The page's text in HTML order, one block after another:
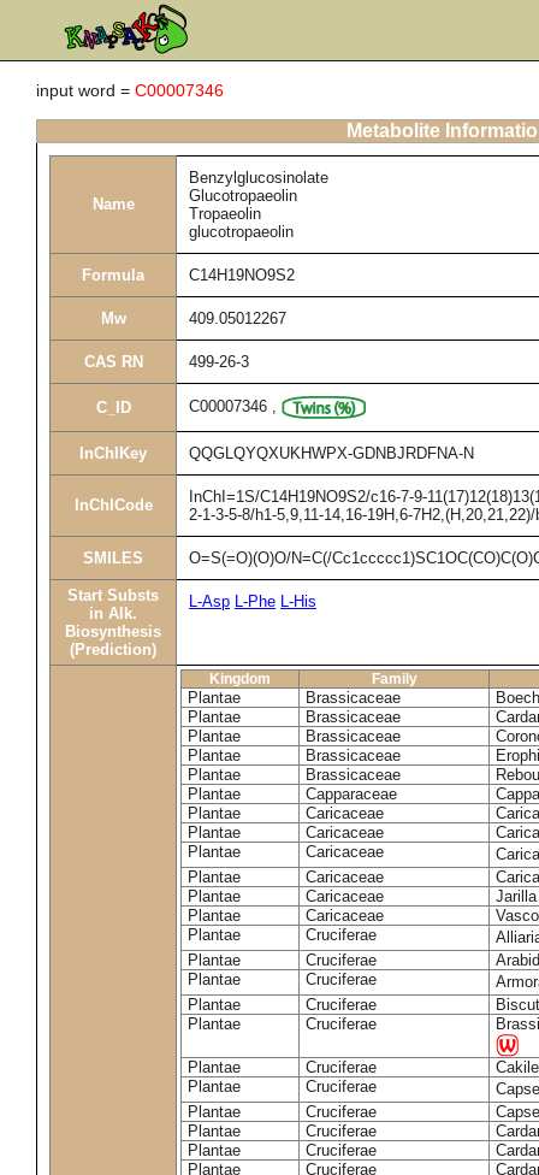
input word = C00007346
Metabolite
Name
Benzylglucosinolate
Glucotropaeolin
Tropaeolin
glucotropaeolin
Formula C14H19NO9S2
Mw 409.05012267
CAS RN 499-26-3
C_ID C00007346 ,
InChIKey QQGLQYQXUKHWPX-GDNBJRDFNA-N
InChICode
InChI=1S/C14H19NO9S2/c16-7-9-
2-1-3-5-8/h1-5,9,11-14,16-19H,6-
SMILES O=S(=O)(O)O/N=C(/
Start Substs
in Alk.
Biosynthesis
(Prediction)
L-Asp L-Phe L-His
Kingdom Family
Plantae Brassicaceae
Plantae
Brassicaceae
Plantae
Brassicaceae
Plantae
Brassicaceae
Plantae
Brassicaceae
Plantae
Capparaceae
Plantae
Caricaceae
Plantae
Caricaceae
Plantae
Caricaceae
Plantae
Caricaceae
Plantae
Caricaceae
Plantae
Caricaceae
Plantae
Cruciferae
Plantae
Cruciferae
Plantae
Cruciferae
Plantae
Cruciferae
Plantae
Cruciferae
Plantae Cruciferae
Plantae
Cruciferae
Plantae
Cruciferae
Plantae
Cruciferae
Plantae
Cruciferae
Plantae
Cruciferae